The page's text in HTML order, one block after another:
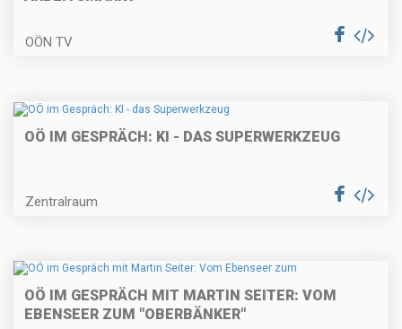
OÖN TV
OÖ IM GESPRÄCH: KI - DAS SUPERWERKZEUG
Zentralraum
OÖ IM GESPRÄCH MIT MARTIN SEITER: VOM
EBENSEER ZUM "OBERBÄNKER"